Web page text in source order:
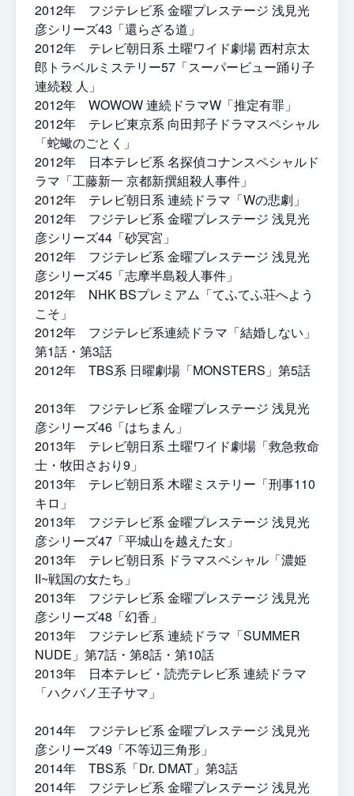
2012年 フジテレビ系 金曜プレステージ 浅見光
彦シリーズ43「還らざる道」
2012年 テレビ朝日系 土曜ワイド劇場 西村京太
郎トラベルミステリー57「スーパービュー踊り子
連続殺 人」
2012年 WOWOW 連続ドラマW「推定有罪」
2012年 テレビ東京系 向田邦子ドラマスペシャル
「蛇蠍のごとく」
2012年 日本テレビ系 名探偵コナンスペシャルド
ラマ「工藤新一 京都新撰組殺人事件」
2012年 テレビ朝日系 連続ドラマ「Wの悲劇」
2012年 フジテレビ系 金曜プレステージ 浅見光
彦シリーズ44「砂冥宮」
2012年 フジテレビ系 金曜プレステージ 浅見光
彦シリーズ45「志摩半島殺人事件」
2012年 NHK BSプレミアム「てふてふ荘へよう
こそ」
2012年 フジテレビ系連続ドラマ「結婚しない」
第1話・第3話
2012年 TBS系 日曜劇場「MONSTERS」第5話
2013年 フジテレビ系 金曜プレステージ 浅見光
彦シリーズ46「はちまん」
2013年 テレビ朝日系 土曜ワイド劇場「救急救命
士・牧田さおり9」
2013年 テレビ朝日系 木曜ミステリー「刑事110
キロ」
2013年 フジテレビ系 金曜プレステージ 浅見光
彦シリーズ47「平城山を越えた女」
2013年 テレビ朝日系 ドラマスペシャル「濃姫
II~戦国の女たち」
2013年 フジテレビ系 金曜プレステージ 浅見光
彦シリーズ48「幻香」
2013年 フジテレビ系 連続ドラマ「SUMMER
NUDE」第7話・第8話・第10話
2013年 日本テレビ・読売テレビ系 連続ドラマ
「ハクバノ王子サマ」
2014年 フジテレビ系 金曜プレステージ 浅見光
彦シリーズ49「不等辺三角形」
2014年 TBS系「Dr. DMAT」第3話
2014年 フジテレビ系 金曜プレステージ 浅見光